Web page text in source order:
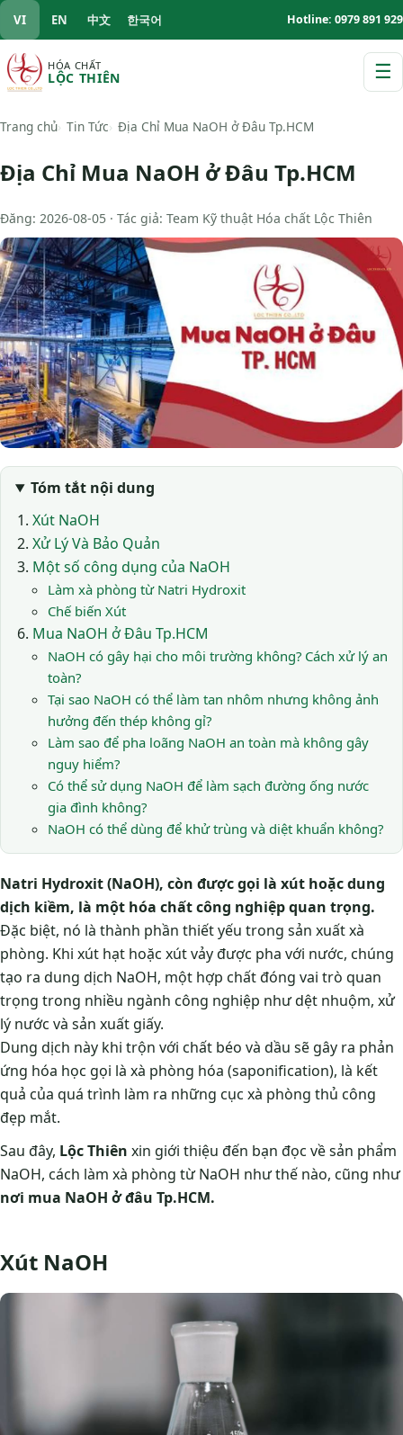
VI EN 中文 한국어 Hotline: 0979 891 929
HÓA CHẤT
LỘC THIÊN ☰
Trang chủ Tin Tức Địa Chỉ Mua NaOH ở Đâu Tp.HCM
Địa Chỉ Mua NaOH ở Đâu Tp.HCM
Đăng: 2026-08-05 · Tác giả: Team Kỹ thuật Hóa chất Lộc Thiên
Tóm tắt nội dung
Xút NaOH
Xử Lý Và Bảo Quản
Một số công dụng của NaOH
Làm xà phòng từ Natri Hydroxit
Chế biến Xút
Mua NaOH ở Đâu Tp.HCM
NaOH có gây hại cho môi trường không? Cách xử lý an
toàn?
Tại sao NaOH có thể làm tan nhôm nhưng không ảnh
hưởng đến thép không gỉ?
Làm sao để pha loãng NaOH an toàn mà không gây
nguy hiểm?
Có thể sử dụng NaOH để làm sạch đường ống nước
gia đình không?
NaOH có thể dùng để khử trùng và diệt khuẩn không?
Natri Hydroxit (NaOH), còn được gọi là xút hoặc dung
dịch kiềm, là một hóa chất công nghiệp quan trọng.
Đặc biệt, nó là thành phần thiết yếu trong sản xuất xà
phòng. Khi xút hạt hoặc xút vảy được pha với nước, chúng
tạo ra dung dịch NaOH, một hợp chất đóng vai trò quan
trọng trong nhiều ngành công nghiệp như dệt nhuộm, xử
lý nước và sản xuất giấy.
Dung dịch này khi trộn với chất béo và dầu sẽ gây ra phản
ứng hóa học gọi là xà phòng hóa (saponification), là kết
quả của quá trình làm ra những cục xà phòng thủ công
đẹp mắt.
Sau đây, Lộc Thiên xin giới thiệu đến bạn đọc về sản phẩm
NaOH, cách làm xà phòng từ NaOH như thế nào, cũng như
nơi mua NaOH ở đâu Tp.HCM.
Xút NaOH